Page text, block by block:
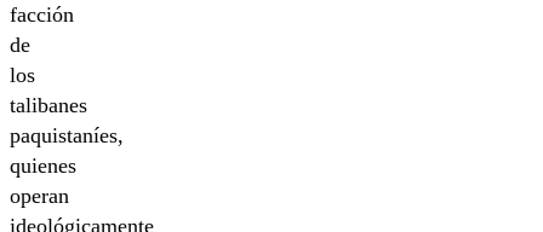
facción
de
los
talibanes
paquistaníes,
quienes
operan
ideológicamente